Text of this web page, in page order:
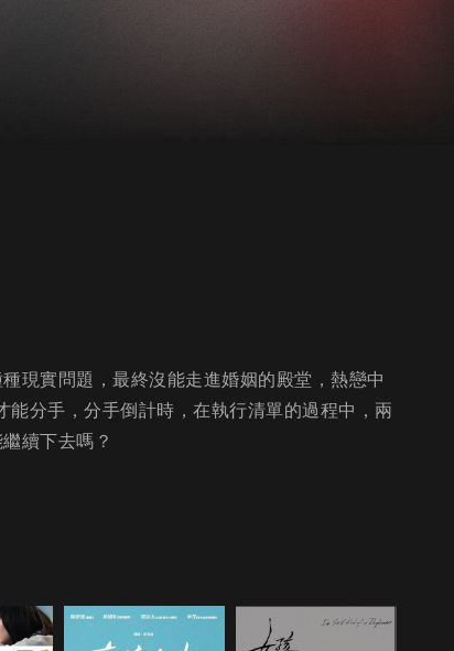
現實問題，最終沒能走進婚姻的殿堂，熱戀中
分手，分手倒計時，在執行清單的過程中，兩
續下去嗎？